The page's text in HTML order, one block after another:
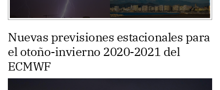
Nuevas previsiones estacionales para
el otoño-invierno 2020-2021 del
ECMWF